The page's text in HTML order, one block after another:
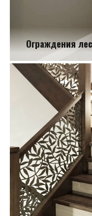
Ограждения лестницы с
Ограждения